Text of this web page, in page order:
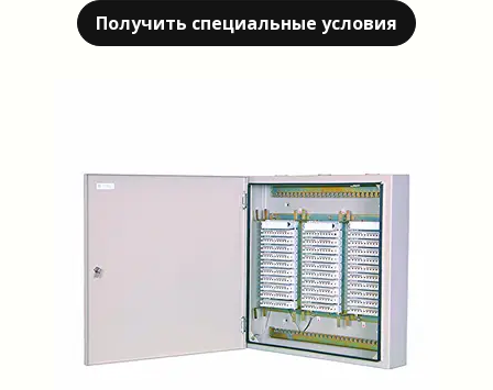
Получить специальные условия